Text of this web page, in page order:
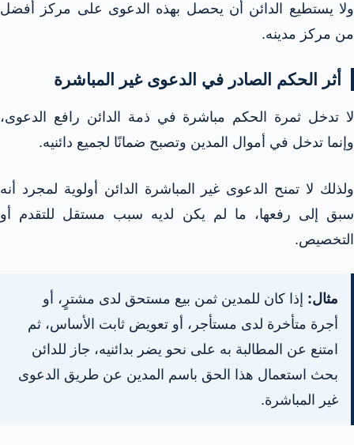
ولا يستطيع الدائن أن يحصل بهذه الدعوى على مركز أفضل
من مركز مدينه.
أثر الحكم الصادر في الدعوى غير المباشرة
لا تدخل ثمرة الحكم مباشرة في ذمة الدائن رافع الدعوى،
وإنما تدخل في أموال المدين وتصبح ضمانًا لجميع دائنيه.
ولذلك لا تمنح الدعوى غير المباشرة الدائن أولوية لمجرد أنه
سبق إلى رفعها، ما لم يكن لديه سبب مستقل للتقدم أو
التخصيص.
مثال: إذا كان للمدين ثمن بيع مستحق لدى مشترٍ، أو
أجرة متأخرة لدى مستأجر، أو تعويض ثابت الأساس، ثم
امتنع عن المطالبة به على نحو يضر بدائنيه، جاز للدائن
بحث استعمال هذا الحق باسم المدين عن طريق الدعوى
غير المباشرة.